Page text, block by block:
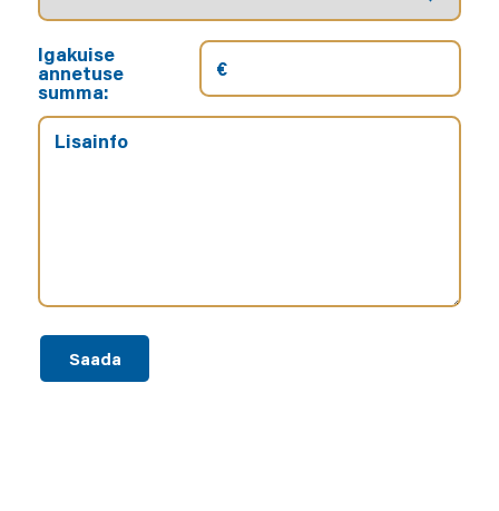
Igakuise
annetuse
summa: